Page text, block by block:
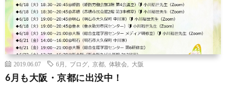
2019.06.07 6月 ブログ 京都 体験会 大阪
6月も大阪・京都に出没中！